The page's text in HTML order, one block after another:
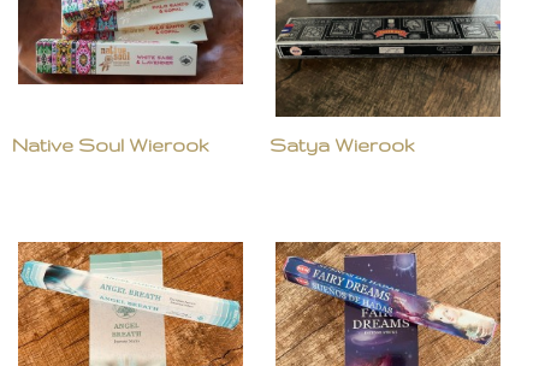
Native Soul Wierook Satya Wierook